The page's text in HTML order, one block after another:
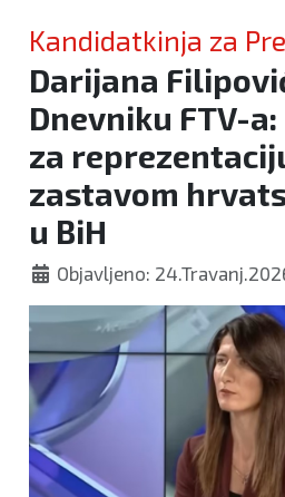
Kandidatkinja za
Darijana
Dnevniku FTV-
za
zastavom
u BiH
Objavljeno: